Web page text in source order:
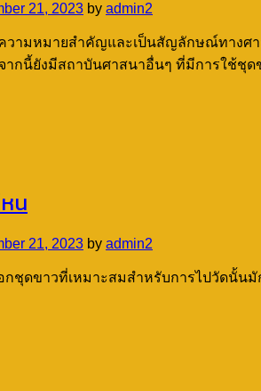
21, 2023 by admin2
ามหมายสำคัญและเป็นสัญลักษณ์ทางศา
กนี้ยังมีสถาบันศาสนาอื่นๆ ที่มีการใช้ชุ
น
21, 2023 by admin2
กชุดขาวที่เหมาะสมสำหรับการไปวัดนั้